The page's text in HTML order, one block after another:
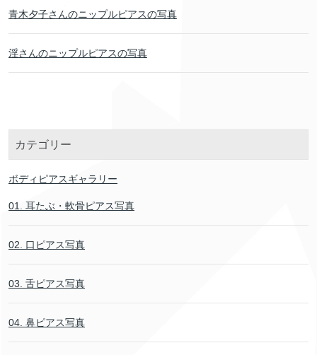
青木夕子さんのニップルピアスの写真
淫さんのニップルピアスの写真
カテゴリー
ボディピアスギャラリー
01. 耳たぶ・軟骨ピアス写真
02. 口ピアス写真
03. 舌ピアス写真
04. 鼻ピアス写真